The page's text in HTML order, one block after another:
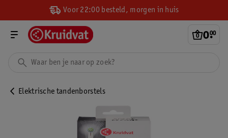
Voor 22:00 besteld, morgen in huis
0.
00
Elektrische tandenborstels